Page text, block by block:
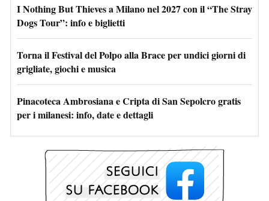
I Nothing But Thieves a Milano nel 2027 con il “The Stray
Dogs Tour”: info e biglietti
Torna il Festival del Polpo alla Brace per undici giorni di
grigliate, giochi e musica
Pinacoteca Ambrosiana e Cripta di San Sepolcro gratis
per i milanesi: info, date e dettagli